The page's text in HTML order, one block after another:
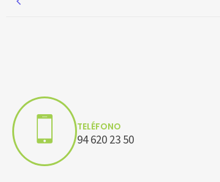
TELÉFONO
94 620 23 50